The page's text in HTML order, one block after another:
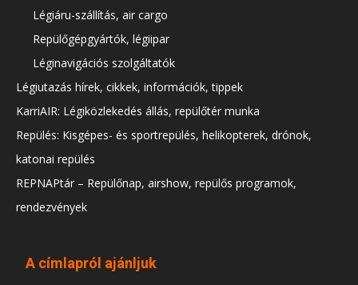
Légiáru-szállítás, air cargo
Repülőgépgyártók, légiipar
Léginavigációs szolgáltatók
Légiutazás hírek, cikkek, információk, tippek
KarriAIR: Légiközlekedés állás, repülőtér munka
Repülés: Kisgépes- és sportrepülés, helikopterek, drónok,
katonai repülés
REPNAPtár – Repülőnap, airshow, repülős programok,
rendezvények
A címlapról ajánljuk